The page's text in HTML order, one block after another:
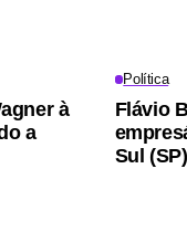
à
a
Política
Flávio
Sul (SP)